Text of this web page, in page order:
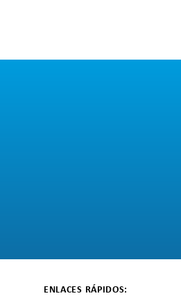
ENLACES RÁPIDOS: